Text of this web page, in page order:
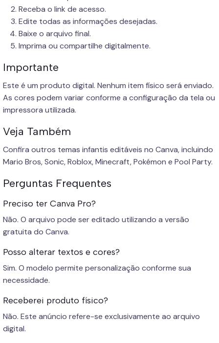
Receba o link de acesso.
Edite todas as informações desejadas.
Baixe o arquivo final.
Imprima ou compartilhe digitalmente.
Importante
Este é um produto digital. Nenhum item físico será enviado.
As cores podem variar conforme a configuração da tela ou
impressora utilizada.
Veja Também
Confira outros temas infantis editáveis no Canva, incluindo
Mario Bros, Sonic, Roblox, Minecraft, Pokémon e Pool Party.
Perguntas Frequentes
Preciso ter Canva Pro?
Não. O arquivo pode ser editado utilizando a versão
gratuita do Canva.
Posso alterar textos e cores?
Sim. O modelo permite personalização conforme sua
necessidade.
Receberei produto físico?
Não. Este anúncio refere-se exclusivamente ao arquivo
digital.